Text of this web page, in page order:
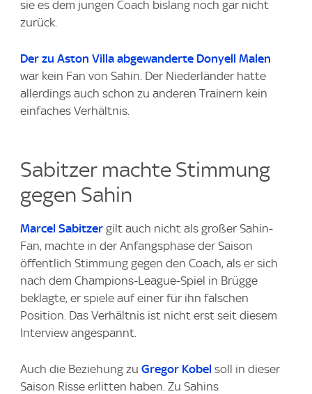
sie es dem jungen Coach bislang noch gar nicht
zurück.
Der zu Aston Villa abgewanderte Donyell Malen
war kein Fan von Sahin. Der Niederländer hatte
allerdings auch schon zu anderen Trainern kein
einfaches Verhältnis.
Sabitzer machte Stimmung
gegen Sahin
Marcel Sabitzer gilt auch nicht als großer Sahin-
Fan, machte in der Anfangsphase der Saison
öffentlich Stimmung gegen den Coach, als er sich
nach dem Champions-League-Spiel in Brügge
beklagte, er spiele auf einer für ihn falschen
Position. Das Verhältnis ist nicht erst seit diesem
Interview angespannt.
Auch die Beziehung zu Gregor Kobel soll in dieser
Saison Risse erlitten haben. Zu Sahins